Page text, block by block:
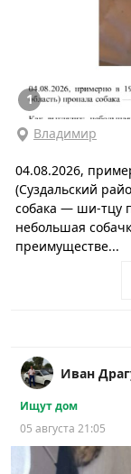
1
Владимир
04.08.2026,
(Суздальский
собака — ши-тцу
небольшая
преимуществе...
Иван
Ищут дом
05 августа 21:05